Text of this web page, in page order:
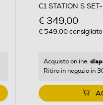
C1 STATION S
€ 349,00
€ 549,00consigliato
Acquisto online:
Ritiro in negozio in